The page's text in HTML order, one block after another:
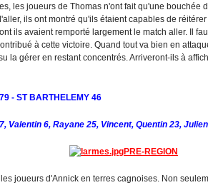
les joueurs de Thomas n'ont fait qu'une bouchée
ils ont montré qu'ils étaient capables de
ils avaient remporté largement le match aller. Il
à cette victoire. Quand tout va bien en
la gérer en restant concentrés. Arriveront-ils à
- ST BARTHELEMY 46
Valentin 6, Rayane 25, Vincent, Quentin 23,
PRE-REGION
joueurs d'Annick en terres cagnoises. Non